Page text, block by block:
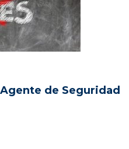
Agente de Seguridad